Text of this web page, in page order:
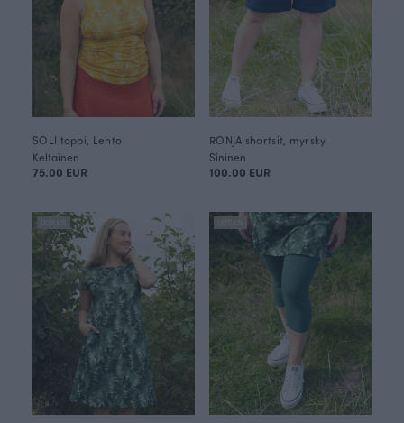
SOLI toppi, Lehto
Keltainen
75.00 EUR
RONJA shortsit, myrsky
Sininen
100.00 EUR